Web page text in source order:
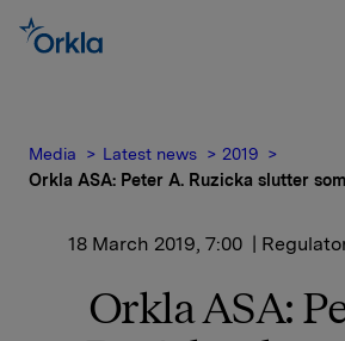
Media Latest news
2019
Orkla ASA: Peter A. Ruzicka slutter
18 March 2019, 7:00 |
Orkla ASA: